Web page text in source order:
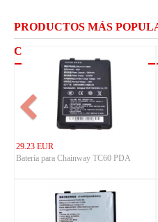
PRODUCTOS MÁS
CHAINWAY
29.23 EUR
Batería para Chainway TC60 PDA